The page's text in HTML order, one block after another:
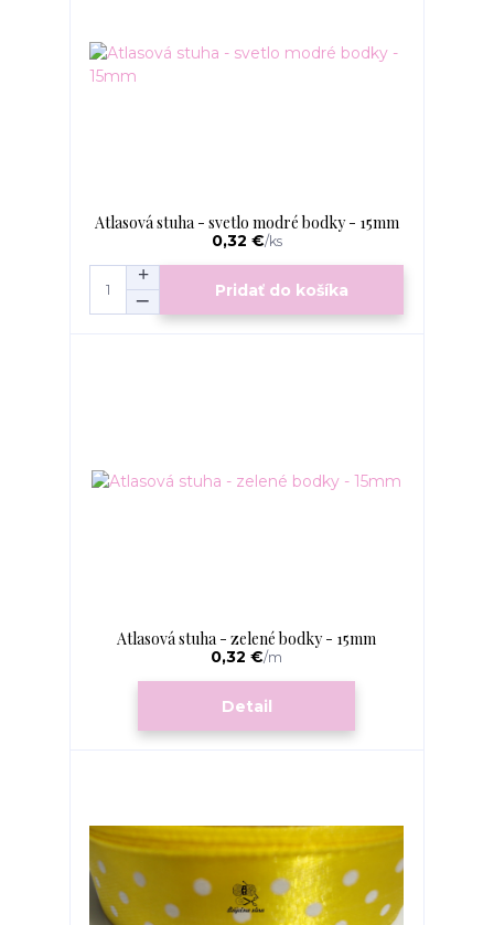
Atlasová stuha - svetlo modré bodky - 15mm
0,32 €/ks
Pridať do košíka
Atlasová stuha - zelené bodky - 15mm
0,32 €/m
Detail